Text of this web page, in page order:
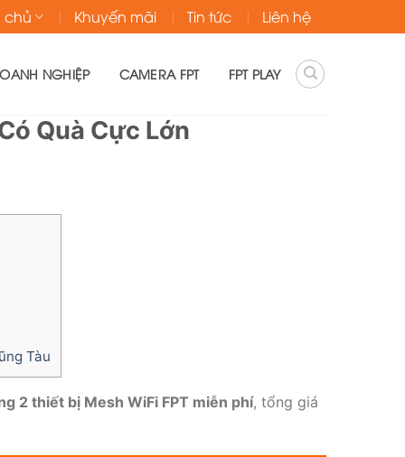
chủ Khuyến mãi Tin tức Liên hệ
NGHIỆP CAMERA FPT FPT PLAY
Quà Cực Lớn
Tàu
2 thiết bị Mesh WiFi FPT miễn phí, tổng giá